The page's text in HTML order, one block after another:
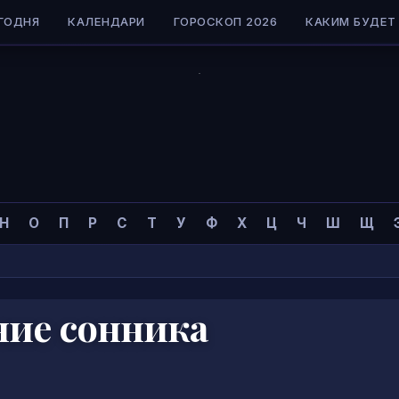
КАЛЕНДАРИ ГОРОСКОП 2026 КАКИМ БУДЕТ
Н О П Р С Т У Ф Х Ц Ч Ш Щ
сонника